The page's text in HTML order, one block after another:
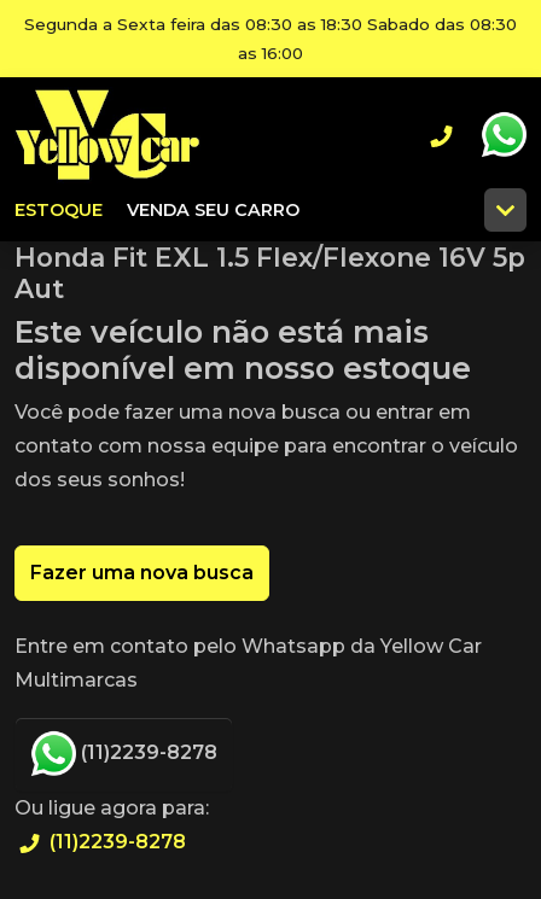
Segunda a Sexta feira das 08:30 as 18:30 Sabado das 08:30
as 16:00
ESTOQUE VENDA SEU CARRO
Honda Fit EXL 1.5 Flex/Flexone 16V 5p
Aut
Este veículo não está mais
disponível em nosso estoque
Você pode fazer uma nova busca ou entrar em
contato com nossa equipe para encontrar o veículo
dos seus sonhos!
Fazer uma nova busca
Entre em contato pelo Whatsapp da Yellow Car
Multimarcas
(11)2239-8278
Ou ligue agora para:
(11)2239-8278